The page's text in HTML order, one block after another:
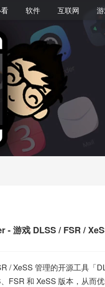
软件 互联网
- 游戏 DLSS / FSR /
/ XeSS 管理的开源工具「
FSR 和 XeSS 版本，从而优